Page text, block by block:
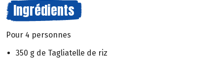
Ingrédients
Pour 4 personnes
350 g de Tagliatelle de riz